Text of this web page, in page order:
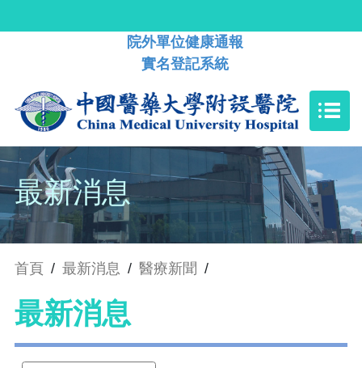
院外單位健康通報
實名登記系統
最新消息
首頁 / 最新消息 / 醫療新聞 /
最新消息